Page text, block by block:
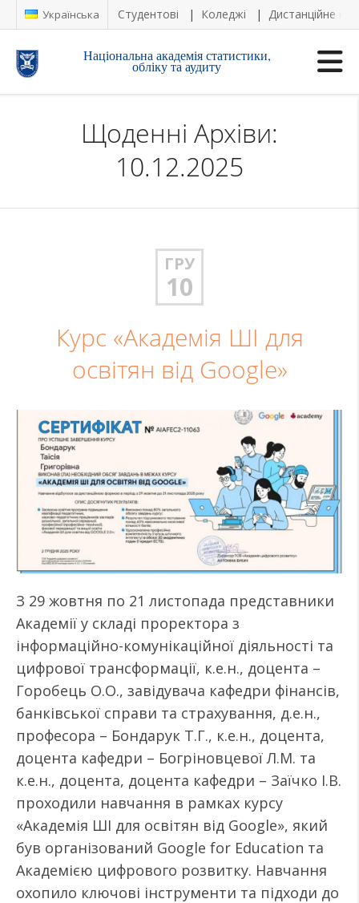
Українська Студентові Коледжі Дистанційне
Національна академія статистики,
обліку та аудиту
Щоденні Архіви:
10.12.2025
ГРУ
10
Курс «Академія ШІ для
освітян від Google»
З 29 жовтня по 21 листопада представники
Академії у складі проректора з
інформаційно-комунікаційної діяльності та
цифрової трансформації, к.е.н., доцента –
Горобець О.О., завідувача кафедри фінансів,
банківської справи та страхування, д.е.н.,
професора – Бондарук Т.Г., к.е.н., доцента,
доцента кафедри – Богріновцевої Л.М. та
к.е.н., доцента, доцента кафедри – Заїчко І.В.
проходили навчання в рамках курсу
«Академія ШІ для освітян від Google», який
був організований Google for Education та
Академією цифрового розвитку. Навчання
охопило ключові інструменти та підходи до